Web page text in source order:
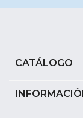
CATÁLOGO